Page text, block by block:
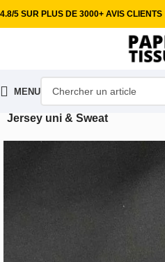
4.8/5 SUR PLUS DE 3000+ AVIS CLIENTS
MENU
Jersey uni & Sweat